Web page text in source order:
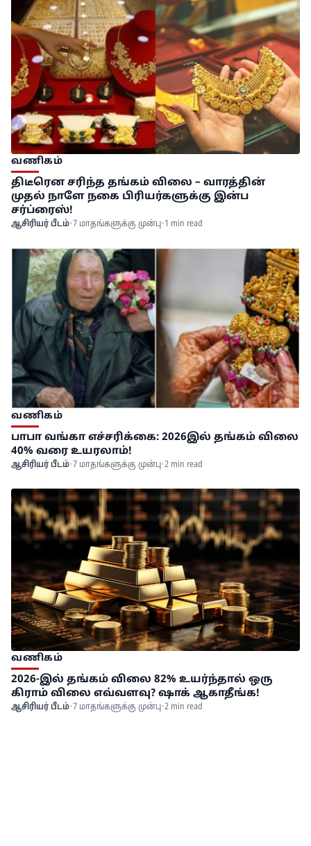
வணிகம்
திடீரென சரிந்த தங்கம் விலை – வாரத்தின்
முதல் நாளே நகை பிரியர்களுக்கு இன்ப
சர்ப்ரைஸ்!
ஆசிரியர் பீடம்•7 மாதங்களுக்கு முன்பு•1 min read
வணிகம்
பாபா வங்கா எச்சரிக்கை: 2026இல் தங்கம் விலை
40% வரை உயரலாம்!
ஆசிரியர் பீடம்•7 மாதங்களுக்கு முன்பு•2 min read
வணிகம்
2026-இல் தங்கம் விலை 82% உயர்ந்தால் ஒரு
கிராம் விலை எவ்வளவு? ஷாக் ஆகாதீங்க!
ஆசிரியர் பீடம்•7 மாதங்களுக்கு முன்பு•2 min read